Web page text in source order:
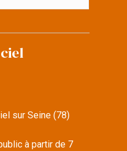
sur Seine (78)
à partir de 7